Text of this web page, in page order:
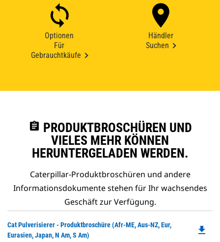
Optionen
Für
Gebrauchtkäufe
Händler
Suchen
assignment PRODUKTBROSCHÜREN UND
VIELES MEHR KÖNNEN
HERUNTERGELADEN WERDEN.
Caterpillar-Produktbroschüren und andere
Informationsdokumente stehen für Ihr wachsendes
Geschäft zur Verfügung.
Cat Pulverisierer - Produktbroschüre (Afr-ME, Aus-NZ, Eur,
Eurasien, Japan, N Am, S Am)
file_download